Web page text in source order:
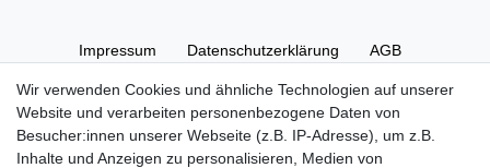
Wir verwenden Cookies und ähnliche Technologien auf unserer
Website und verarbeiten personenbezogene Daten von
Besucher:innen unserer Webseite (z.B. IP-Adresse), um z.B.
Inhalte und Anzeigen zu personalisieren, Medien von
Impressum Daten­schutz­erklärung AGB
Widerrufs­recht Vertrag widerrufen Kontakt